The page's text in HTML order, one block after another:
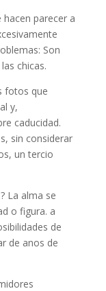
parecer a
Son
chicas.
fotos que
y,
caducidad.
sin considerar
un tercio
La alma se
o figura. a
de
de anos de